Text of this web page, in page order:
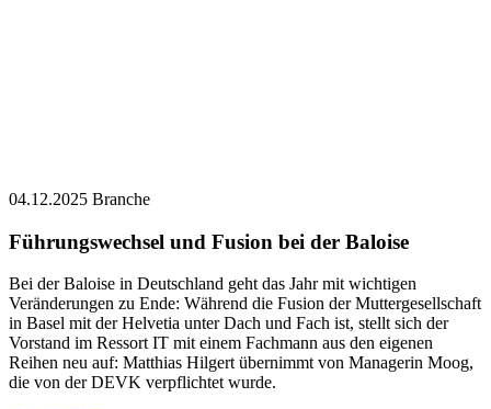
04.12.2025 Branche
Führungswechsel und Fusion bei der Baloise
Bei der Baloise in Deutschland geht das Jahr mit wichtigen
Veränderungen zu Ende: Während die Fusion der Muttergesellschaft
in Basel mit der Helvetia unter Dach und Fach ist, stellt sich der
Vorstand im Ressort IT mit einem Fachmann aus den eigenen
Reihen neu auf: Matthias Hilgert übernimmt von Managerin Moog,
die von der DEVK verpflichtet wurde.